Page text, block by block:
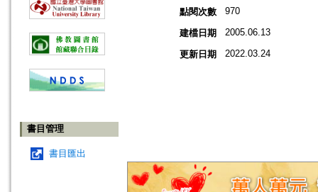
書目管理
書目匯出
點閱次數
970
建檔日期 2005.06.13
更新日期 2022.03.24